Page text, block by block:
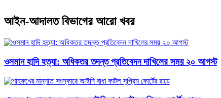
আইন-আদালত বিভাগের আরো খবর
ওসমান হাদি হত্যা: অধিকতর তদন্ত প্রতিবেদন দাখিলের সময় ২০ আগস্ট